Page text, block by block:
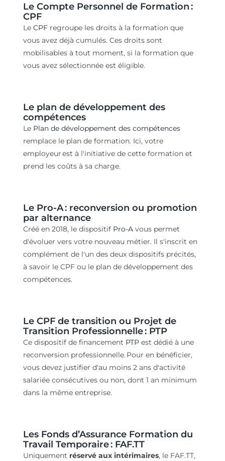
Le Compte Personnel de Formation:
CPF
LeCPF regroupe lesdroits à la formationque
vous avezdéjàcumulés. Ces droits sont
mobilisables à tout moment, si laformation que
vous avezsélectionnée est éligible.
Le plan de développement des
compétences
Le Plan de développement des compétences
remplace le plan de formation. Ici, votre
employeurest à l'initiative de cette formation et
prend les coûts à sa charge.
Le Pro-A: reconversion ou promotion
par alternance
Crééen 2018, le dispositif Pro-A vous permet
d'évoluer versvotre nouveau métier. Il s'inscriten
complément de l'un des deux dispositifs précités,
à savoir le CPF ou le plan de développement des
compétences.
LeCPF de transition ou Projet de
Transition Professionnelle: PTP
Ce dispositif definancement PTP estdédié à une
reconversion professionnelle. Pour en bénéficier,
vous devez justifier d'au moins 2 ans d'activité
salariée consécutives ou non, dont 1 an minimum
dans la même entreprise.
Les Fonds d’Assurance Formation du
Travail Temporaire: FAF.TT
Uniquement réservé aux intérimaires, le FAF.TT,